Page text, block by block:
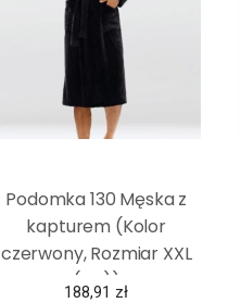
Podomka 130 Męska z
kapturem (Kolor
czerwony, Rozmiar XXL
(44))
188,91 zł